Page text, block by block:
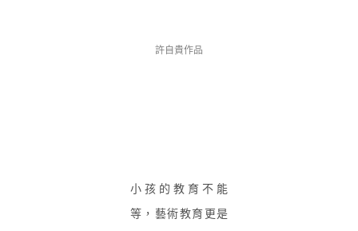
許自貴作品
小孩的教育不能
等，藝術教育更是